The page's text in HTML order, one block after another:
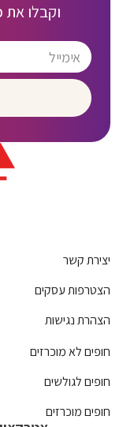
וקבלו את
יצירת קשר
הצטרפות עסקים
הצהרת נגישות
חופים לא מוכרזים
חופים לגולשים
חופים מוכרזים